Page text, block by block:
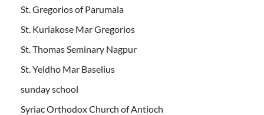
St. Gregorios of Parumala
St. Kuriakose Mar Gregorios
St. Thomas Seminary Nagpur
St. Yeldho Mar Baselius
sunday school
Syriac Orthodox Church of Antioch